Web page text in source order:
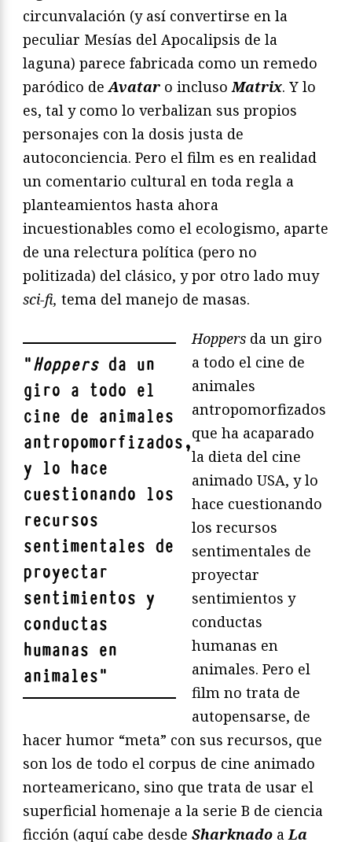
circunvalación (y así convertirse en la
peculiar Mesías del Apocalipsis de la
laguna) parece fabricada como un remedo
paródico deAvatar o incluso Matrix. Y lo
es, tal y como lo verbalizan sus propios
personajes con la dosis justa de
autoconciencia. Pero el film es en realidad
un comentario cultural en toda regla a
planteamientos hasta ahora
incuestionables como el ecologismo, aparte
de una relectura política (pero no
politizada) del clásico, y por otro lado muy
sci-fi, tema del manejo de masas.
"Hoppersda un
giro a todo el
cine de animales
antropomorfizados,
y lo hace
cuestionando los
recursos
sentimentales de
proyectar
sentimientos y
conductas
humanas en
animales"
Hoppers da un giro
a todo el cine de
animales
antropomorfizados
que ha acaparado
la dieta del cine
animado USA, y lo
hace cuestionando
los recursos
sentimentales de
proyectar
sentimientos y
conductas
humanas en
animales. Pero el
film no trata de
autopensarse, de
hacer humor “meta” con sus recursos, que
son los de todo el corpus de cine animado
norteamericano, sino que trata de usar el
superficial homenaje a la serie B de ciencia
ficción (aquí cabe desde Sharknado a La